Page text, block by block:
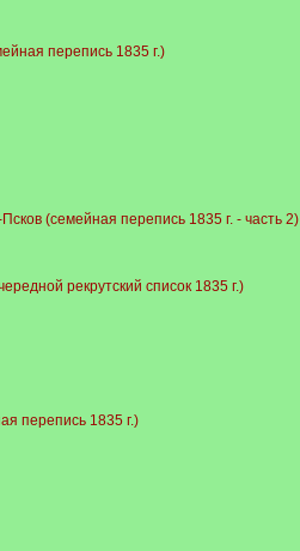
перепись 1835 г.)
(семейная перепись 1835 г. - часть 2)
рекрутский список 1835 г.)
перепись 1835 г.)